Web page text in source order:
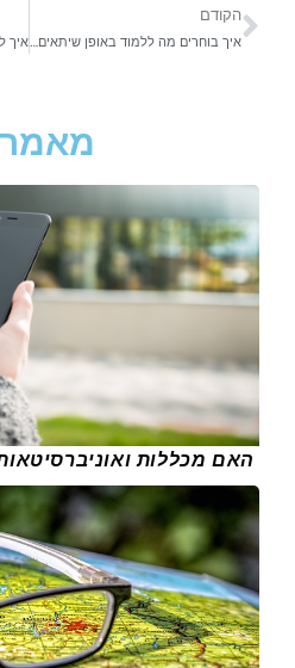
הקודם
איך בוחרים מה ללמוד באופן שיתאים לאישיות ולשוק העבודה?
האם מכללות